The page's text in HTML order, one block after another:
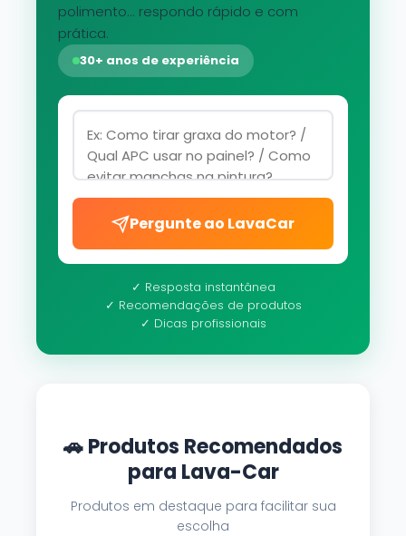
polimento... respondo rápido e com
prática.
30+ anos de experiência
Pergunte ao LavaCar
✓ Resposta instantânea
✓ Recomendações de produtos
✓ Dicas profissionais
🚗 Produtos Recomendados
para Lava-Car
Produtos em destaque para facilitar sua
escolha